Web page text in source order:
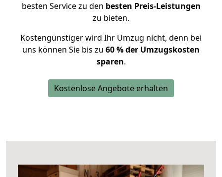
besten Service zu den besten Preis-Leistungen
zu bieten.
Kostengünstiger wird Ihr Umzug nicht, denn bei
uns können Sie bis zu 60 % der Umzugskosten
sparen.
Kostenlose Angebote erhalten